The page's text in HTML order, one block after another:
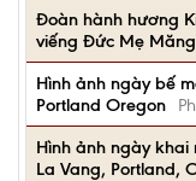
Đoàn hành hương
viếng Đức Mẹ
Hình ảnh ngày bế
Portland Oregon
Hình ảnh ngày
La Vang, Portland,